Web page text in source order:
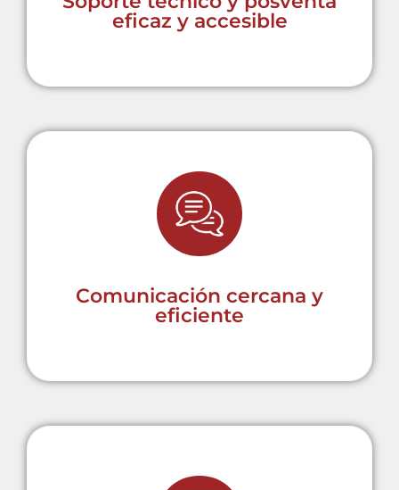
eficaz y accesible
Comunicación cercana y
eficiente
Basada en una comunicación
directa y clara para comprender
cliente.